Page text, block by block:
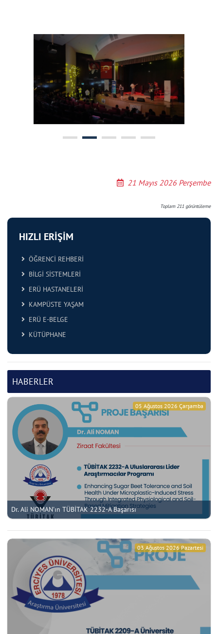
HIZLI ERİŞİM
ÖĞRENCİ REHBERİ
BİLGİ SİSTEMLERİ
ERÜ HASTANELERİ
KAMPÜSTE YAŞAM
ERÜ E-BELGE
KÜTÜPHANE
HABERLER
Dr. Ali NOMAN'ın TÜBİTAK 2232-A Başarısı
05 Ağustos 2026 Çarşamba
03 Ağustos 2026 Pazartesi
21 Mayıs 2026 Perşembe
Toplam211 görüntüleme